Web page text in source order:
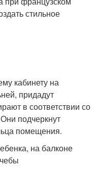
стильное
кабинету на
придадут
в соответствии со
подчеркнут
помещения.
на балконе